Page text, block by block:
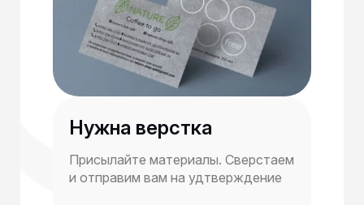
Нужна верстка
Присылайте материалы. Сверстаем
и отправим вам на удтверждение